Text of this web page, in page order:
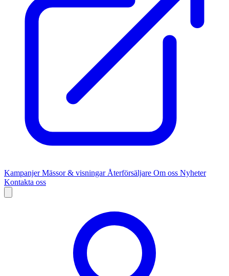
KampanjerMässor & visningar Återförsäljare Om oss Nyheter
Kontakta oss